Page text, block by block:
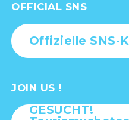
OFFICIAL SNS
Offizielle SNS-
JOIN US !
GESUCHT!